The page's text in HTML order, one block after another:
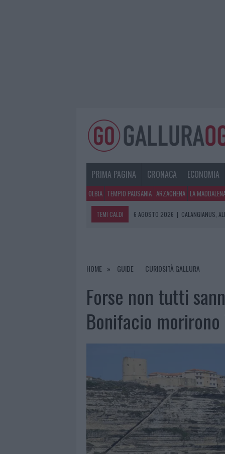
PRIMA PAGINA CRONACA ECONOMIA
OLBIA TEMPIO PAUSANIA ARZACHENA LA
TEMI CALDI 6 AGOSTO 2026 | CALANGIANUS,
PER I TRATTAMENTI LASER NON INVASIVI
6 AGOSTO 2026 | ANDREA MURA CONQUISTA
HOME GUIDE CURIOSITÀ GALLURA
Forse non tutti
Bonifacio